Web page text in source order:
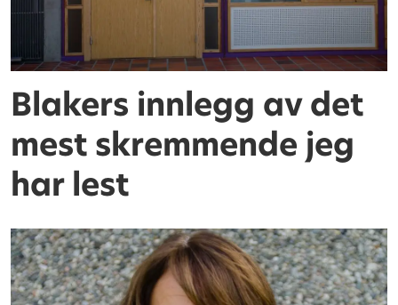
Blakers innlegg av det
mest skremmende jeg
har lest